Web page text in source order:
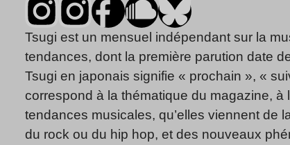
Tsugi est un mensuel indépendant sur la
tendances, dont la première parution date
Tsugi en japonais signifie « prochain », «
correspond à la thématique du magazine, à
tendances musicales, qu’elles viennent de
du rock ou du hip hop, et des nouveaux